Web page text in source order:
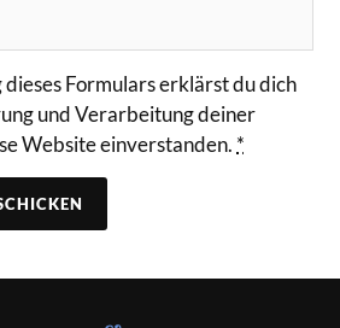
Formulars erklärst du dich
und Verarbeitung deiner
Website einverstanden. *